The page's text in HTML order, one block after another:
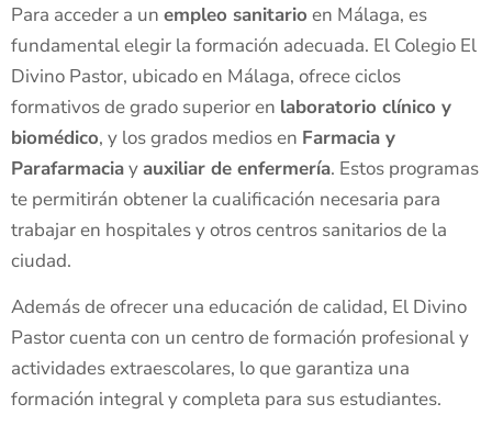
Para acceder a un empleo sanitario en Málaga, es
fundamental elegir la formación adecuada. El Colegio El
Divino Pastor, ubicado en Málaga, ofrece ciclos
formativos de grado superior en laboratorio clínico y
biomédico, y los grados medios en Farmacia y
Parafarmaciayauxiliar de enfermería. Estos programas
te permitirán obtener la cualificación necesaria para
trabajar en hospitales y otros centros sanitarios de la
ciudad.
Además de ofrecer una educación de calidad, El Divino
Pastor cuenta con un centro de formación profesional y
actividades extraescolares, lo que garantiza una
formación integral y completa para sus estudiantes.